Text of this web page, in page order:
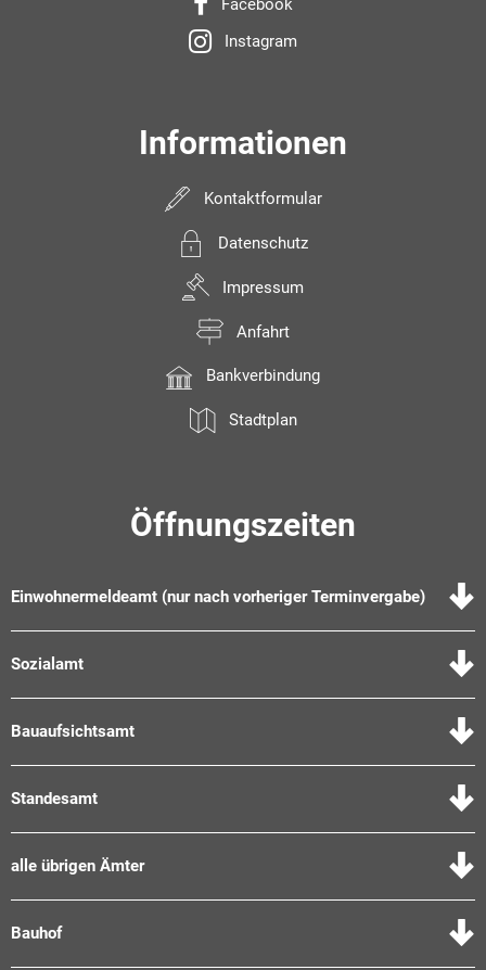
Instagram
Informationen
Kontaktformular
Datenschutz
Impressum
Anfahrt
Bankverbindung
Stadtplan
Öffnungszeiten
Einwohnermeldeamt (nur nach vorheriger Terminvergabe)
Sozialamt
Bauaufsichtsamt
Standesamt
alle übrigen Ämter
Bauhof